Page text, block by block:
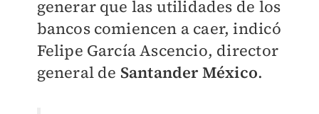
generar que las utilidades de los
bancos comiencen a caer, indicó
Felipe García Ascencio, director
general de Santander México.